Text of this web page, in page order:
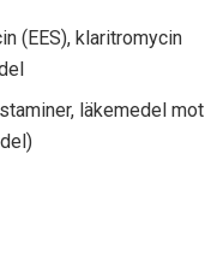
(EES), klaritromycin
läkemedel mot